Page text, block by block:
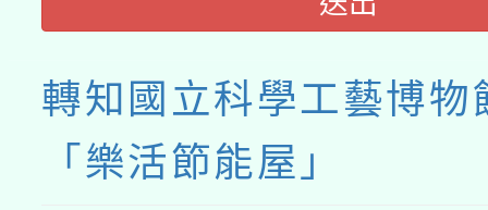
轉知國立科學工藝博物
「樂活節能屋」